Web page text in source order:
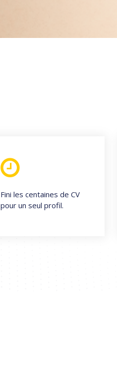
Fini les centaines de CV
pour un seul profil.